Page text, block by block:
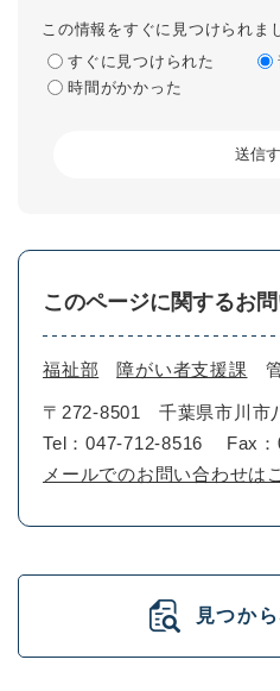
この情報をすぐに見つけられま
すぐに見つけられた
時間がかかった
このページに関するお
福祉部 障がい者支援課
〒272-8501
千葉県市川市
Tel：047-712-8516
Fax
メールでのお問い合わせは
見つか